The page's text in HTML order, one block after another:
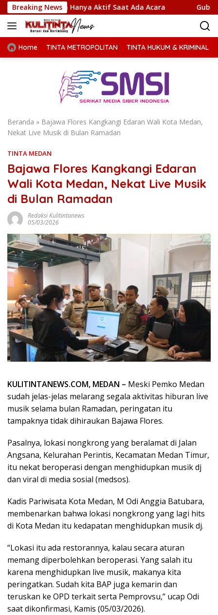
Langsung
ke
konten
Breaking News
Hanya Aktif Saat Ada Acara Gubsu Bobby
Home TINTA METROPOLITAN TINTA HUKUM & KRIMINAL
Beranda » Bajawa Flores Kangkangi Edaran Wali Kota Medan,
Nekat Live Musik di Bulan Ramadan
TINTA MEDAN
Bajawa Flores Kangkangi Edaran
Wali Kota Medan, Nekat Live Musik
di Bulan Ramadan
Redaksi Kulitintanews
05/03/2026
KULITINTANEWS.COM, MEDAN – Meski Pemko Medan
sudah jelas-jelas melarang segala aktivitas hiburan live
musik selama bulan Ramadan, peringatan itu
tampaknya tidak dihiraukan Bajawa Flores.
Pasalnya, lokasi nongkrong yang beralamat di Jalan
Angsana, Kelurahan Perintis, Kecamatan Medan Timur,
itu nekat beroperasi dengan menghidupkan musik dj
dan viral di media sosial (medsos).
Kadis Pariwisata Kota Medan, M Odi Anggia Batubara,
membenarkan bahwa lokasi nongkrong yang lagi hits
di Kota Medan itu kedapatan menghidupkan musik dj.
“Lokasi itu ada restorannya, kalau secara aturan
memang diperbolehkan beroperasi. Yang salah itu
karena menghidupkan live musik, makanya kita
peringatkan. Sudah kita BAP juga kemarin dan
teruskan ke OPD terkait serta Pemprovsu,” ucap Odi
saat dikonfirmasi, Kamis (05/03/2026).